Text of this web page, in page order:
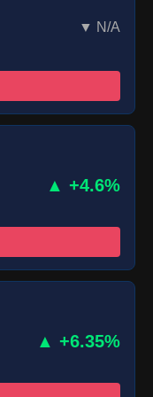
▼ N/A
▲ +4.6%
▲ +6.35%